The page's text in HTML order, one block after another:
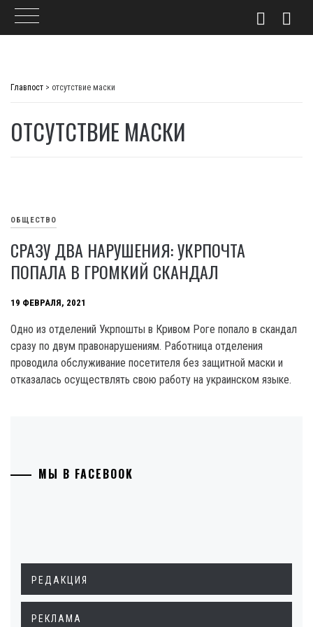
Главпост > отсутствие маски
ОТСУТСТВИЕ МАСКИ
ОБЩЕСТВО
СРАЗУ ДВА НАРУШЕНИЯ: УКРПОЧТА
ПОПАЛА В ГРОМКИЙ СКАНДАЛ
19 ФЕВРАЛЯ, 2021
Одно из отделений Укрпошты в Кривом Роге попало в скандал
сразу по двум правонарушениям. Работница отделения
проводила обслуживание посетителя без защитной маски и
отказалась осуществлять свою работу на украинском языке.
МЫ В FACEBOOK
РЕДАКЦИЯ
РЕКЛАМА